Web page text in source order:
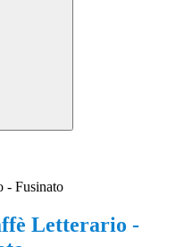
- Fusinato
Letterario -